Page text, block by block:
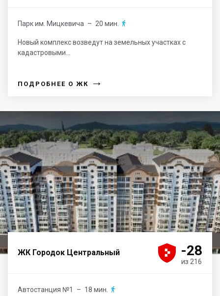
Парк им. Мицкевича – 20 мин. 
Новый комплекс возведут на земельных участках с
кадастровыми...
ПОДРОБНЕЕ О ЖК →
ЖК Городок Центральный 



 -28
из 216
Автостанция №1 – 18 мин. 